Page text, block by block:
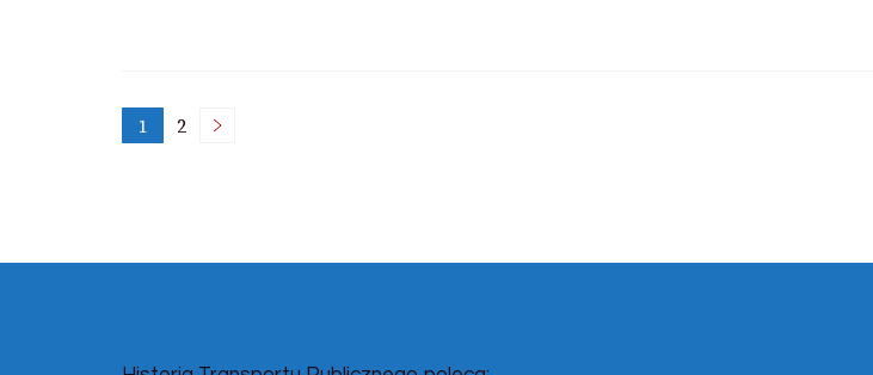
Stronicowanie
Strona
1 Strona
2